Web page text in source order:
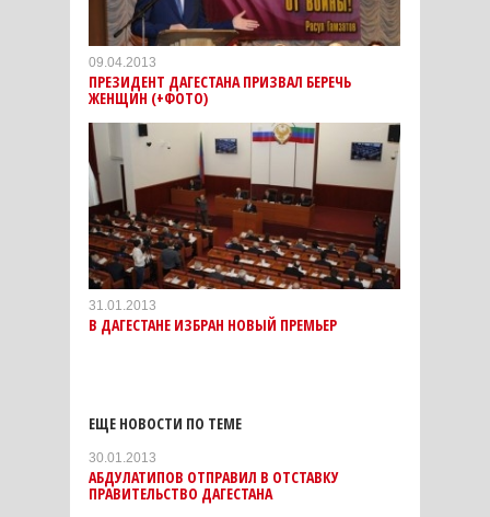
09.04.2013
ПРЕЗИДЕНТ ДАГЕСТАНА ПРИЗВАЛ БЕРЕЧЬ
ЖЕНЩИН (+ФОТО)
31.01.2013
В ДАГЕСТАНЕ ИЗБРАН НОВЫЙ ПРЕМЬЕР
ЕЩЕ НОВОСТИ ПО ТЕМЕ
30.01.2013
АБДУЛАТИПОВ ОТПРАВИЛ В ОТСТАВКУ
ПРАВИТЕЛЬСТВО ДАГЕСТАНА